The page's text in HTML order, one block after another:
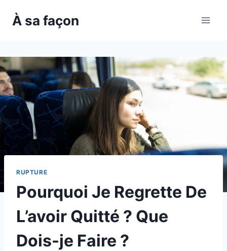
À sa façon
RUPTURE
Pourquoi Je Regrette De
L’avoir Quitté ? Que
Dois-je Faire ?